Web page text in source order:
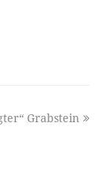
Grabstein